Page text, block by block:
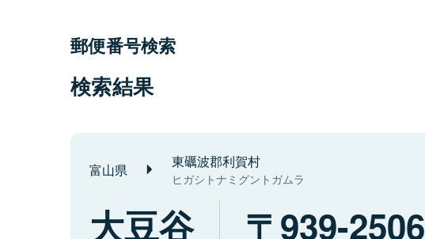
郵便番号検索
検索結果
富山県 東礪波郡利賀村
ヒガシトナミグントガムラ
大豆谷 939-2506